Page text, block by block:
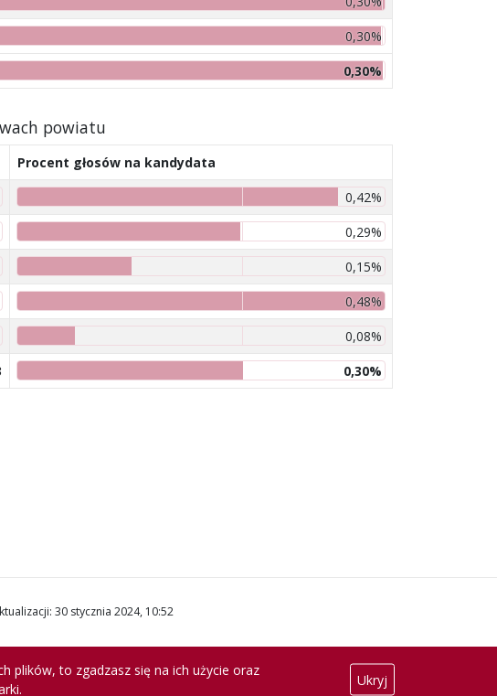
0,30%
0,30%
powiatu
Procent głosów na kandydata
0,42%
0,29%
0,15%
0,48%
0,08%
0,30%
: 30 stycznia 2024, 10:52
plików, to zgadzasz się na ich użycie oraz
Ukryj